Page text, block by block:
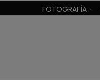
FOTOGRAFÍA